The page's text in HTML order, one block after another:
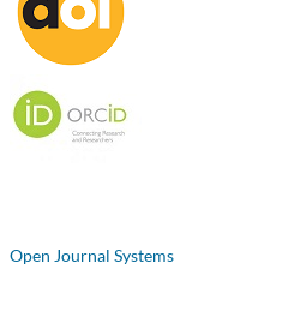
Open Journal Systems